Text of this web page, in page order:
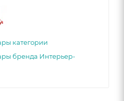
категории
бренда Интерьер-